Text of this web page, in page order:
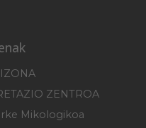
ZENTROA
Mikologikoa